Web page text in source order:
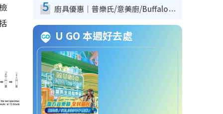
5 廚具優惠｜普樂氏/意美廚/Buffalo廚具低至3折！$89起買煎鍋／炒鑊／個人鍋 同場小家電激減至$99起
U GO 本週好去處